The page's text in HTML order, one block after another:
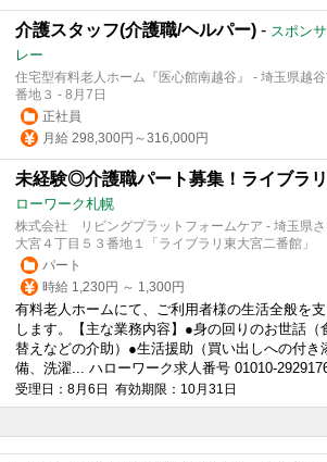
介護スタッフ(介護職/ヘルパー) - スポン
レー
住宅型有料老人ホーム『医心館南越谷』 - 埼玉県越
番地３ - 8月7日
正社員
月給 298,300円～316,000円
未経験◎介護職パート募集！ライブラ
ローワーク札幌
株式会社 リビングプラットフォームケア - 埼玉県
大宮４丁目５３番地１「ライブラリ東大宮二番館」
パート
時給 1,230円 ～ 1,300円
有料老人ホームにて、ご利用者様の生活全般を
します。【主な業務内容】●身の回りのお世話（
替えなどの介助）●生活援助（買い出しへの付き
備、洗濯... ハローワーク求人番号 01010-
受理日：8月6日 有効期限：10月31日